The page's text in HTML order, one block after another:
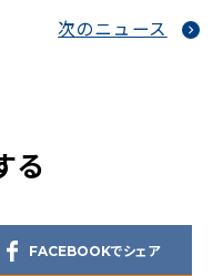
次のニュース
る
FACEBOOKでシェア